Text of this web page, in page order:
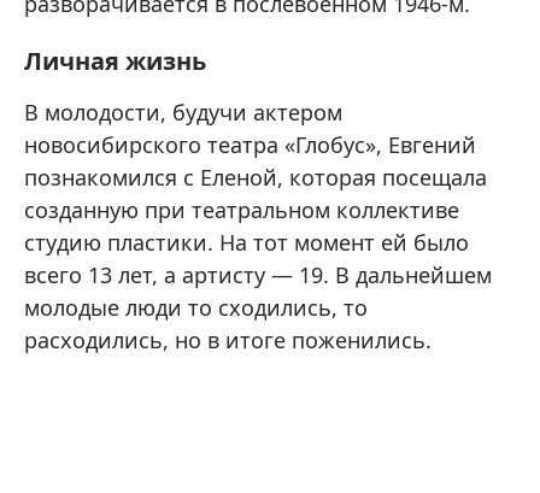
Личная жизнь
В молодости, будучи актером
новосибирского театра «Глобус», Евгений
познакомился с Еленой, которая посещала
созданную при театральном коллективе
студию пластики. На тот момент ей было
всего 13 лет, а артисту — 19. В дальнейшем
молодые люди то сходились, то
расходились, но в итоге поженились.